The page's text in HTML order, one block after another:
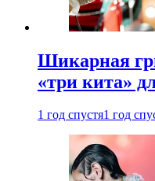
Шикарная
«три кита»
1 год спустя1 год